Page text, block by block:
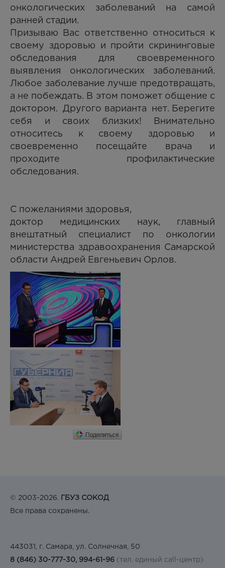
онкологических заболеваний на самой
ранней стадии.
Призываю Вас ответственно относиться к
своему здоровью и пройти скрининговые
обследования для своевременного
выявления онкологических заболеваний.
Любое заболевание лучше предотвращать,
а не побеждать. В этом поможет общение с
доктором. Другого варианта нет. Берегите
себя и своих близких! Внимательно
относитесь к своему здоровью и
своевременно посещайте врача и
проходите профилактические
обследования.
С пожеланиями здоровья,
доктор медицинских наук, главный
внештатный специалист по онкологии
министерства здравоохранения Самарской
области Андрей Евгеньевич Орлов.
© 2003-2026. ГБУЗ СОКОД
Все права сохранены.
443031, г. Самара, ул. Солнечная, 50
8 (846) 30-777-30, 994-61-96 (тел. единый call-центр)